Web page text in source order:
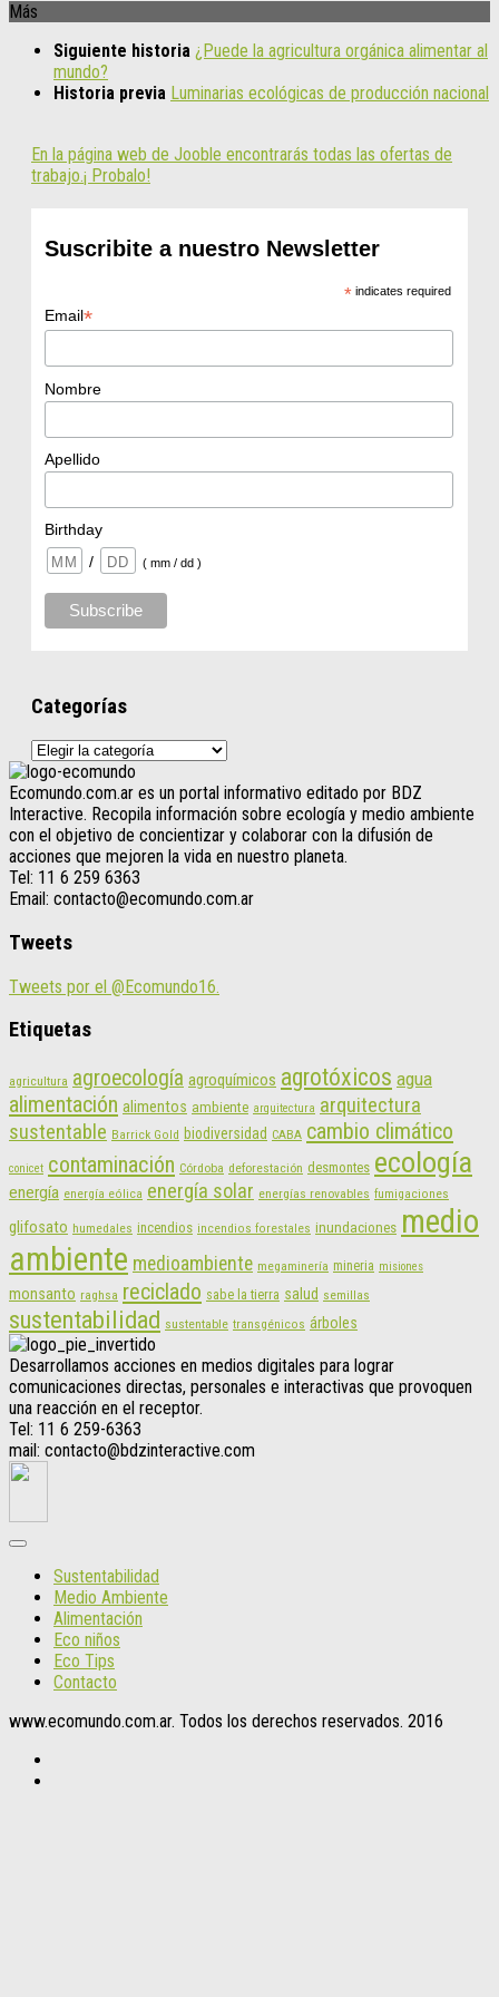
Más
Siguiente historia ¿Puede la agricultura orgánica alimentar al
mundo?
Historia previa Luminarias ecológicas de producción nacional
En la página web de Jooble encontrarás todas las ofertas de
trabajo.¡ Probalo!
Suscribite a nuestro Newsletter
*indicates required
Email*
Nombre
Apellido
Birthday
/
( mm / dd )
Categorías
Categorías
Ecomundo.com.ar es un portal informativo editado por BDZ
Interactive. Recopila información sobre ecología y medio ambiente
con el objetivo de concientizar y colaborar con la difusión de
acciones que mejoren la vida en nuestro planeta.
Tel: 11 6 259 6363
Email: contacto@ecomundo.com.ar
Tweets
Tweets por el @Ecomundo16.
Etiquetas
agricultura agroecología agroquímicos agrotóxicos agua
alimentación alimentos ambiente arquitectura arquitectura
sustentable Barrick Gold biodiversidad CABA cambio climático
conicet contaminación Córdoba deforestación desmontes ecología
energía energía eólica energía solar energías renovables fumigaciones
glifosato humedales incendios incendios forestales inundaciones medio
ambiente medioambiente megaminería mineria misiones
monsanto raghsa reciclado sabe la tierra salud semillas
sustentabilidad sustentable transgénicos árboles
Desarrollamos acciones en medios digitales para lograr
comunicaciones directas, personales e interactivas que provoquen
una reacción en el receptor.
Tel: 11 6 259-6363
mail: contacto@bdzinteractive.com
Sustentabilidad
Medio Ambiente
Alimentación
Eco niños
Eco Tips
Contacto
www.ecomundo.com.ar. Todos los derechos reservados. 2016